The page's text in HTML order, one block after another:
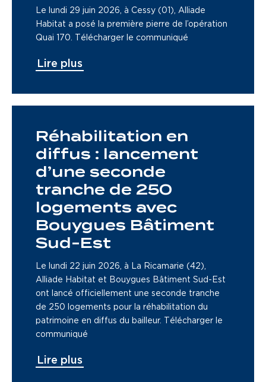
Le lundi 29 juin 2026, à Cessy (01), Alliade
Habitat a posé la première pierre de l’opération
Quai 170. Télécharger le communiqué
Lire plus
Réhabilitation en
diffus : lancement
d’une seconde
tranche de 250
logements avec
Bouygues Bâtiment
Sud-Est
Le lundi 22 juin 2026, à La Ricamarie (42),
Alliade Habitat et Bouygues Bâtiment Sud-Est
ont lancé officiellement une seconde tranche
de 250 logements pour la réhabilitation du
patrimoine en diffus du bailleur. Télécharger le
communiqué
Lire plus